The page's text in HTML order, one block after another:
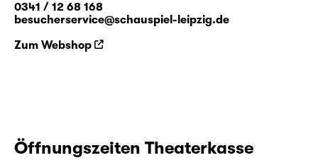
0341 / 12 68 168
besucherservice@schauspiel-leipzig.de
Zum Webshop
Öffnungszeiten Theaterkasse